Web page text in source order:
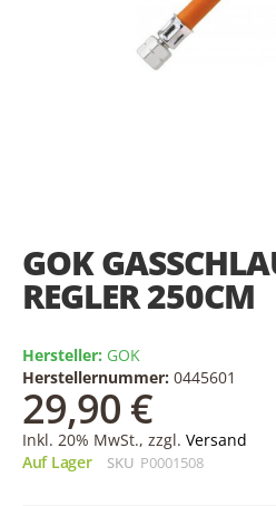
GOK
REGLER 250CM
Hersteller: GOK
Herstellernummer: 0445601
29,90 €
Inkl. 20% MwSt., zzgl. Versand
Auf Lager
SKU P0001508
beginning
of
the
gallery